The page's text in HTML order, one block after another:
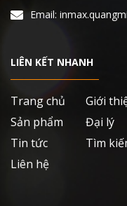
Email:
LIÊN KẾT NHANH
Trang chủ
Giới
Sản phẩm
Đại lý
Tin tức
Tìm
Liên hệ